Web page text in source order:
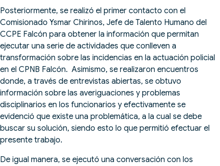
Posteriormente, se realizó el primer contacto con el
Comisionado Ysmar Chirinos, Jefe de Talento Humano del
CCPE Falcón para obtener la información que permitan
ejecutar una serie de actividades que conlleven a
transformación sobre las incidencias en la actuación policial
en el CPNB Falcón. Asimismo, se realizaron encuentros
donde, a través de entrevistas abiertas, se obtuvo
información sobre las averiguaciones y problemas
disciplinarios en los funcionarios y efectivamente se
evidenció que existe una problemática, a la cual se debe
buscar su solución, siendo esto lo que permitió efectuar el
presente trabajo.
De igual manera, se ejecutó una conversación con los